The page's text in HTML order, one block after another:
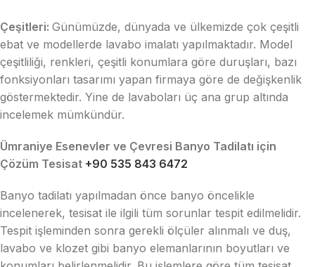
Çeşitleri: Günümüzde, dünyada ve ülkemizde çok çeşitli
ebat ve modellerde lavabo imalatı yapılmaktadır. Model
çeşitliliği, renkleri, çeşitli konumlara göre duruşları, bazı
fonksiyonları tasarımı yapan firmaya göre de değişkenlik
göstermektedir. Yine de lavaboları üç ana grup altında
incelemek mümkündür.
Ümraniye Esenevler ve Çevresi Banyo Tadilatı için
Çözüm Tesisat +90 535 843 6472
Banyo tadilatı yapılmadan önce banyo öncelikle
incelenerek, tesisat ile ilgili tüm sorunlar tespit edilmelidir.
Tespit işleminden sonra gerekli ölçüler alınmalı ve duş,
lavabo ve klozet gibi banyo elemanlarının boyutları ve